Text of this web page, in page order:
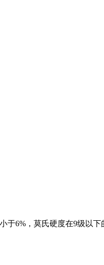
6%，莫氏硬度在9级以